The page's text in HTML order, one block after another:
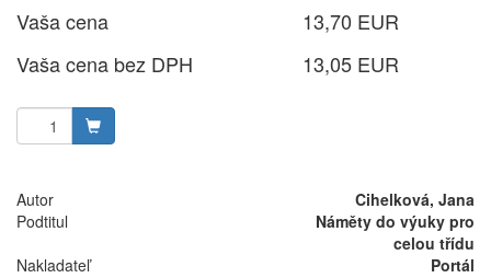
Vaša cena
13,70 EUR
Vaša cena bez DPH
13,05 EUR
Autor
Cihelková, Jana
Podtitul
Náměty do výuky pro
celou třídu
Nakladateľ
Portál